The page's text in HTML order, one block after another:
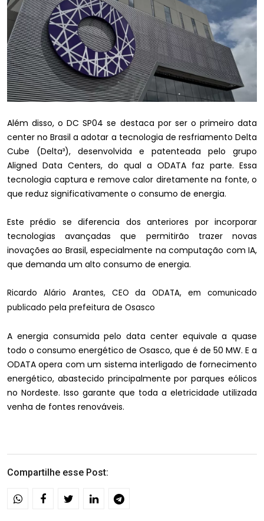
Além disso, o DC SP04 se destaca por ser o primeiro data
center no Brasil a adotar a tecnologia de resfriamento Delta
Cube (Delta³), desenvolvida e patenteada pelo grupo
Aligned Data Centers, do qual a ODATA faz parte. Essa
tecnologia captura e remove calor diretamente na fonte, o
que reduz significativamente o consumo de energia.
Este prédio se diferencia dos anteriores por incorporar
tecnologias avançadas que permitirão trazer novas
inovações ao Brasil, especialmente na computação com IA,
que demanda um alto consumo de energia.
Ricardo Alário Arantes, CEO da ODATA, em comunicado
publicado pela prefeitura de Osasco
A energia consumida pelo data center equivale a quase
todo o consumo energético de Osasco, que é de 50 MW. E a
ODATA opera com um sistema interligado de fornecimento
energético, abastecido principalmente por parques eólicos
no Nordeste. Isso garante que toda a eletricidade utilizada
venha de fontes renováveis.
Compartilhe esse Post: